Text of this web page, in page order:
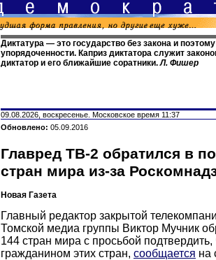
Диктатура — это государство без закона и
упорядоченности. Каприз диктатора служит
диктатор и его ближайшие соратники.Л. Фишер
09.08.2026, воскресенье. Московское время 11:37
Обновлено: 05.09.2016
Главред ТВ-2 обратился в
стран мира из-за
Новая Газета
Главный редактор закрытой
Томской медиа группы Виктор Мучник
144 стран мира с просьбой подтвердить,
гражданином этих стран, сообщается на